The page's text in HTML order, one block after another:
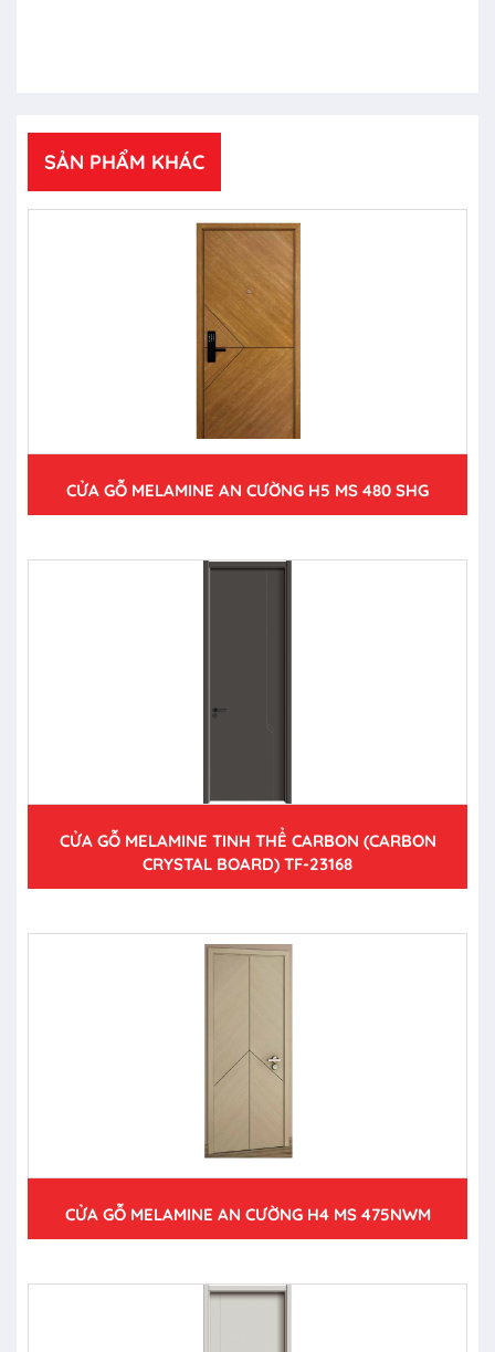
SẢN PHẨM KHÁC
CỬA GỖ MELAMINE AN CƯỜNG H5 MS 480 SHG
CỬA GỖ MELAMINE TINH THỂ CARBON (CARBON
CRYSTAL BOARD) TF-23168
CỬA GỖ MELAMINE AN CƯỜNG H4 MS 475NWM